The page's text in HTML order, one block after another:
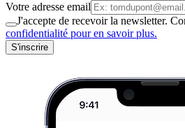
Votre adresse email
J'accepte de recevoir la newsletter.
confidentialité pour en savoir plus.
S'inscrire